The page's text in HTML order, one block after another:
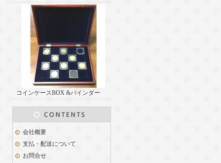
コインケースBOX &バインダー
会社概要
支払・配送について
お問合せ